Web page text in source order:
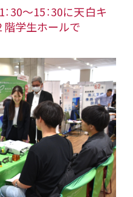
：30～15：30に天白キ
学生ホールで